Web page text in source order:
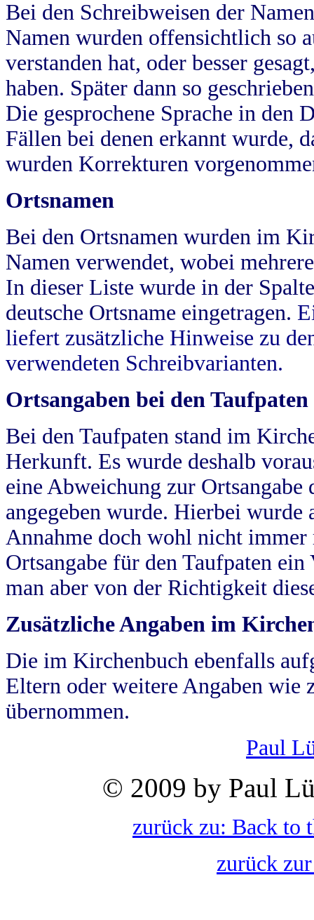
Bei den Schreibweisen der
Namen wurden offensichtlich so
verstanden hat, oder besser
haben. Später dann so
Die gesprochene Sprache in
Fällen bei denen erkannt wurde,
wurden Korrekturen
Ortsnamen
Bei den Ortsnamen wurden im
Namen verwendet, wobei
In dieser Liste wurde in der
deutsche Ortsname eingetragen.
liefert zusätzliche Hinweise zu
verwendeten Schreibvarianten.
Ortsangaben bei den Taufpaten
Bei den Taufpaten stand im
Herkunft. Es wurde deshalb
eine Abweichung zur
angegeben wurde. Hierbei wurde
Annahme doch wohl nicht
Ortsangabe für den Taufpaten
man aber von der Richtigkeit
Zusätzliche Angaben im
Die im Kirchenbuch ebenfalls
Eltern oder weitere Angaben wie
übernommen.
Paul
© 2009 by Paul
zurück zu: Back to
zurück